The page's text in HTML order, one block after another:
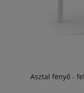
Asztal fenyő -